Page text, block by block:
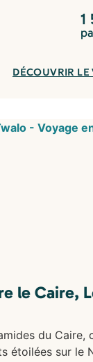
1
DÉCOUVRIR LE
le Caire,
du
étoilées sur le